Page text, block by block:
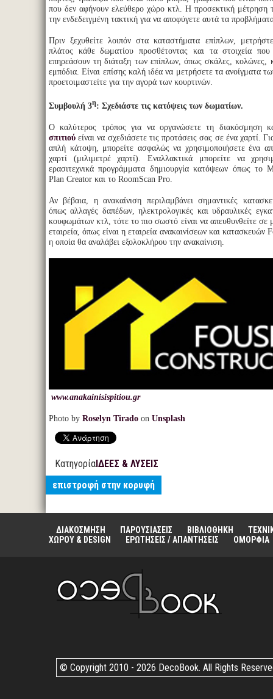
που δεν αφήνουν ελεύθερο χώρο κτλ. Η προσεκτική μέτρηση
την ενδεδειγμένη τακτική για να αποφύγετε αυτά τα
Πριν ξεχυθείτε λοιπόν στα καταστήματα επίπλων,
πλάτος κάθε δωματίου προσθέτοντας και τα στοιχεία
επηρεάσουν τη διάταξη των επίπλων, όπως σκάλες, κολώνες,
εμπόδια. Είναι επίσης καλή ιδέα να μετρήσετε τα ανοίγματα
προετοιμαστείτε για την αγορά των κουρτινών.
Συμβουλή 3η: Σχεδιάστε τις κατόψεις των δωματίων.
Ο καλύτερος τρόπος για να οργανώσετε τη διακόσμηση
σπιτιού είναι να σχεδιάσετε τις προτάσεις σας σε ένα χαρτί.
απλή κάτοψη, μπορείτε ασφαλώς να χρησιμοποιήσετε ένα
χαρτί (μιλιμετρέ χαρτί). Εναλλακτικά μπορείτε να
ερασιτεχνικά προγράμματα δημιουργία κατόψεων όπως το
Plan Creator και το RoomScan Pro.
Αν βέβαια, η ανακαίνιση περιλαμβάνει σημαντικές
όπως αλλαγές δαπέδων, ηλεκτρολογικές και υδραυλικές
κουφωμάτων κτλ, τότε το πιο σωστό είναι να απευθυνθείτε σε
εταιρεία, όπως είναι η εταιρεία ανακαινίσεων και κατασκευών
η οποία θα αναλάβει εξολοκλήρου την ανακαίνιση.
www.anakainisispitiou.gr
Photo by Roselyn Tirado on Unsplash
ΚατηγορίαΙΔΕΕΣ & ΛΥΣΕΙΣ
επιστροφή στην κορυφή
ΔΙΑΚΟΣΜΗΣΗ ΠΑΡΟΥΣΙΑΣΕΙΣ ΒΙΒΛΙΟΘΗΚΗ
ΧΩΡΟΥ & DESIGN
ΕΡΩΤΗΣΕΙΣ / ΑΠΑΝΤΗΣΕΙΣ ΟΜΟΡΦΙΑ
© Copyright 2010 - 2026 DecoBook. All Rights